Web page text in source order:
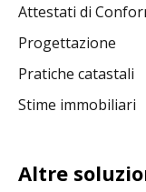
Attestati di
Progettazione
Pratiche catastali
Stime immobiliari
Altre